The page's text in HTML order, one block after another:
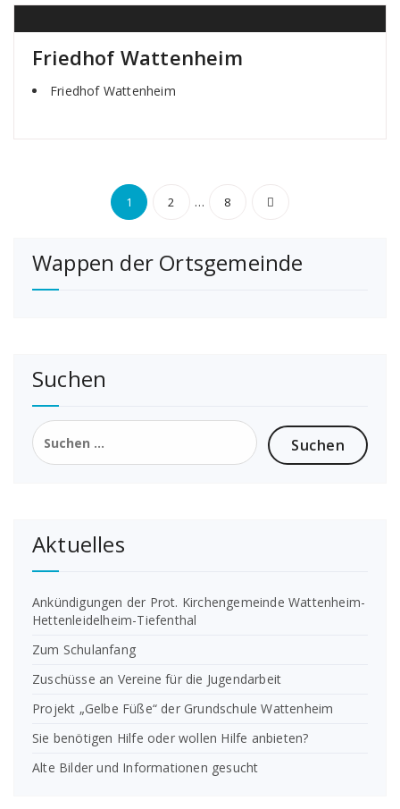
Friedhof Wattenheim
Friedhof Wattenheim
Beiträge
1 2 … 8
Wappen der Ortsgemeinde
Suchen
Suchen
nach:
Aktuelles
Ankündigungen der Prot. Kirchengemeinde Wattenheim-
Hettenleidelheim-Tiefenthal
Zum Schulanfang
Zuschüsse an Vereine für die Jugendarbeit
Projekt „Gelbe Füße“ der Grundschule Wattenheim
Sie benötigen Hilfe oder wollen Hilfe anbieten?
Alte Bilder und Informationen gesucht